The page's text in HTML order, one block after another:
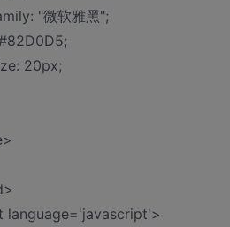
"微软雅黑";
20px;
language='javascript'>